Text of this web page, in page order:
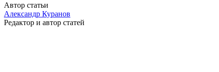
Автор статьи
Александр Куранов
Редактор и автор статей